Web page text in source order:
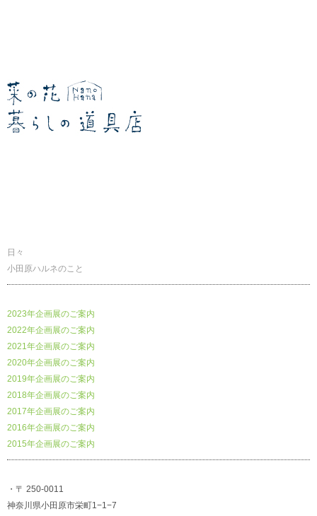
日々
小田原ハルネのこと
2023年企画展のご案内
2022年企画展のご案内
2021年企画展のご案内
2020年企画展のご案内
2019年企画展のご案内
2018年企画展のご案内
2017年企画展のご案内
2016年企画展のご案内
2015年企画展のご案内
・〒 250-0011
神奈川県小田原市栄町1−1−7